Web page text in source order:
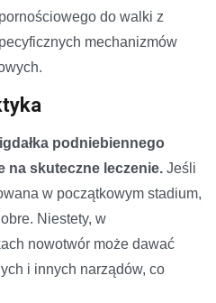
do walki z
mechanizmów
podniebiennego
na skuteczne leczenie. Jeśli
w początkowym stadium,
Niestety, w
nowotwór może dawać
i innych narządów, co